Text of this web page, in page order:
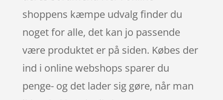
shoppens kæmpe udvalg finder du
noget for alle, det kan jo passende
være produktet er på siden. Købes der
ind i online webshops sparer du
penge- og det lader sig gøre, når man